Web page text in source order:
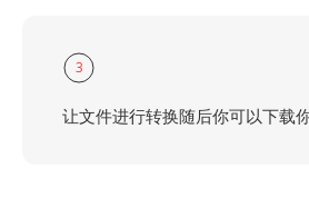
3
让文件进行转换随后你可以下载